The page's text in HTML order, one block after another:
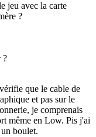
jeu avec la carte
?
?
que le cable de
et pas sur le
je comprenais
même en Low. Pis j'ai
boulet.